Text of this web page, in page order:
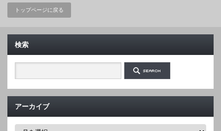
トップページに戻る
検索
アーカイブ
ア